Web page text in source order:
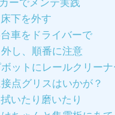
ーでメンテ実践
下を外す
車をドライバーで
し、順番に注意
ットにレールクリー
点グリスはいかが？
いたり磨いたり